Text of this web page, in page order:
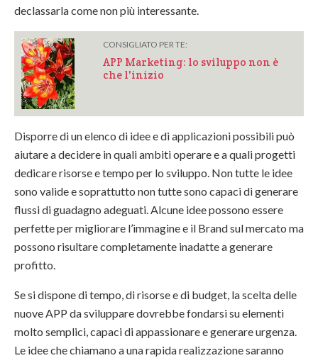
declassarla come non più interessante.
CONSIGLIATO PER TE:
APP Marketing: lo sviluppo non è
che l'inizio
Disporre di un elenco di idee e di applicazioni possibili può
aiutare a decidere in quali ambiti operare e a quali progetti
dedicare risorse e tempo per lo sviluppo. Non tutte le idee
sono valide e soprattutto non tutte sono capaci di generare
flussi di guadagno adeguati. Alcune idee possono essere
perfette per migliorare l’immagine e il Brand sul mercato ma
possono risultare completamente inadatte a generare
profitto.
Se si dispone di tempo, di risorse e di budget, la scelta delle
nuove APP da sviluppare dovrebbe fondarsi su elementi
molto semplici, capaci di appassionare e generare urgenza.
Le idee che chiamano a una rapida realizzazione saranno